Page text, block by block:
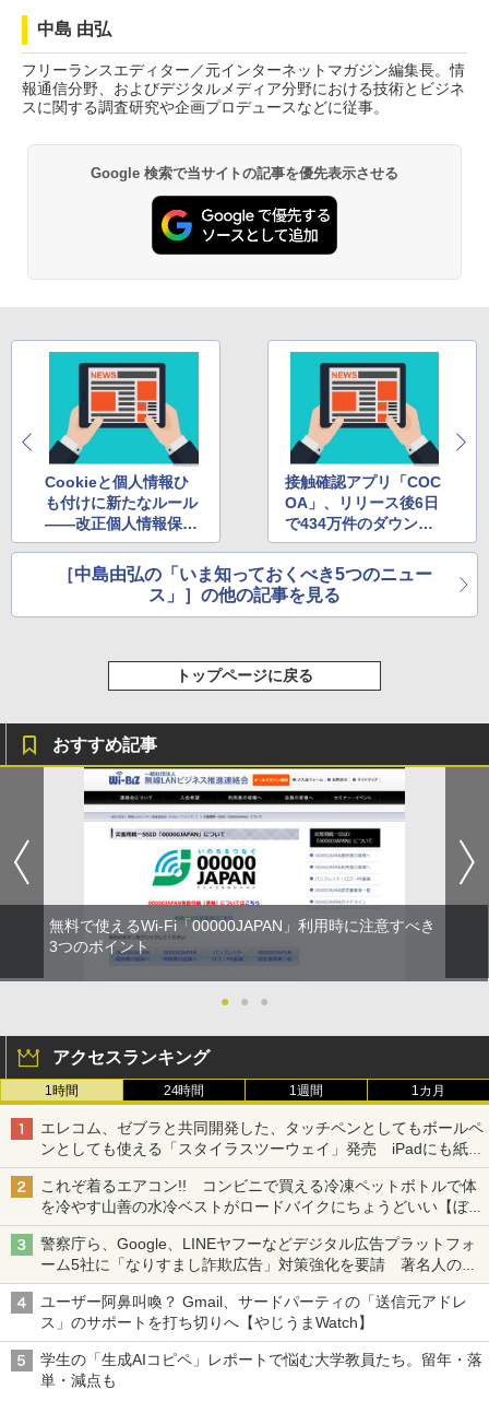
中島 由弘
フリーランスエディター／元インターネットマガジン編集長。情
報通信分野、およびデジタルメディア分野における技術とビジネ
スに関する調査研究や企画プロデュースなどに従事。
Google 検索で当サイトの記事を優先表示させる
Cookieと個人情報ひ
も付けに新たなルール
――改正個人情報保護
法が可決・成立 ほか
接触確認アプリ「COC
OA」、リリース後6日
で434万件のダウンロ
ード ほか
［中島由弘の「いま知っておくべき5つのニュー
ス」］の他の記事を見る
トップページに戻る
おすすめ記事
無料で使えるWi-Fi「00000JAPAN」利用時に注意すべき
3つのポイント
● ● ●
アクセスランキング
1時間 24時間 1週間 1カ月
エレコム、ゼブラと共同開発した、タッチペンとしてもボールペ
ンとしても使える「スタイラスツーウェイ」発売 iPadにも紙に
も、持ち替えずに書き込める
これぞ着るエアコン!! コンビニで買える冷凍ペットボトルで体
を冷やす山善の水冷ベストがロードバイクにちょうどいい【ぼっ
ち・ざ・ろーど！その14】【空いた時間でなにしてる？】
警察庁ら、Google、LINEヤフーなどデジタル広告プラットフォ
ーム5社に「なりすまし詐欺広告」対策強化を要請 著名人の写
真や映像を使った投資詐欺などへの対策として
ユーザー阿鼻叫喚？ Gmail、サードパーティの「送信元アドレ
ス」のサポートを打ち切りへ【やじうまWatch】
学生の「生成AIコピペ」レポートで悩む大学教員たち。留年・落
単・減点も